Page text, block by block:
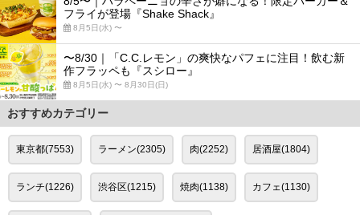
フライが登場『Shake Shack』
8月5日(水) 〜
〜8/30｜「C.C.レモン」の爽快なパフェに注目！飲む新
作フラッペも『スシロー』
8月5日(水) 〜 8月30日(日)
おすすめカテゴリー
東京都(7553) ラーメン(2305) 肉(2252) 居酒屋(1804)
ランチ(1226) 渋谷区(1215) 焼肉(1138) カフェ(1130)